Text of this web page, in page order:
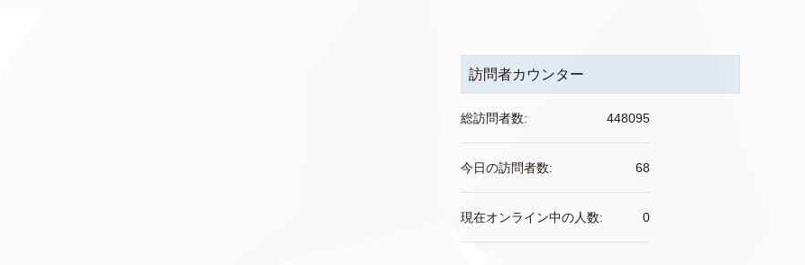
訪問者カウンター
448095
総訪問者数:
68
今日の訪問者数:
0
現在オンライン中の人数: